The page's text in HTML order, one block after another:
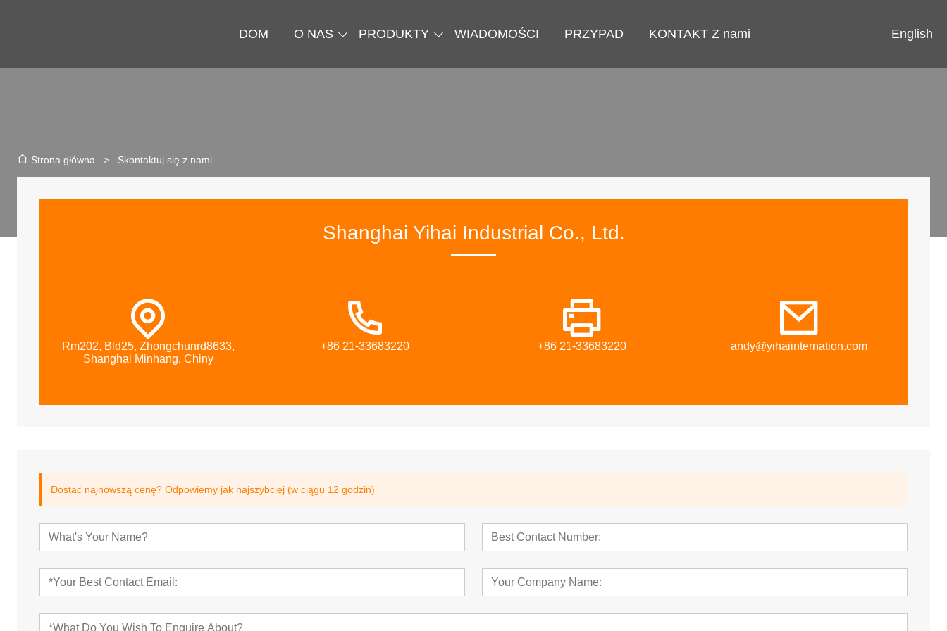
DOM O NAS PRODUKTY WIADOMOŚCI PRZYPAD KONTAKT Z nami English
Strona główna > Skontaktuj się z nami
Shanghai Yihai Industrial Co., Ltd.
Rm202, Bld25, Zhongchunrd8633,
Shanghai Minhang, Chiny
+86 21-33683220 +86 21-33683220 andy@yihaiinternation.com
Dostać najnowszą cenę? Odpowiemy jak najszybciej (w ciągu 12 godzin)